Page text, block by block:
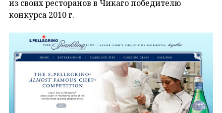
из своих ресторанов в Чикаго победителю
конкурса 2010 г.